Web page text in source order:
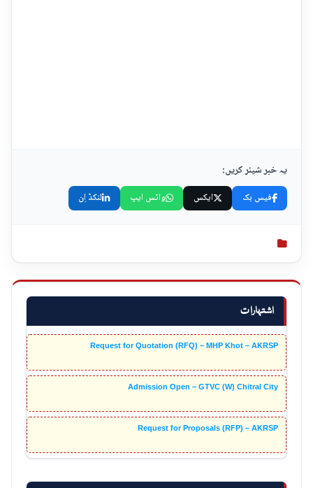
اشتہارات
Request for Quotation (RFQ) – MHP Khot – AKRSP
Admission Open – GTVC (W) Chitral City
Request for Proposals (RFP) – AKRSP
یہ خبر شیئر کریں:
فیس بک ایکس واٹس ایپ لنکڈ اِن